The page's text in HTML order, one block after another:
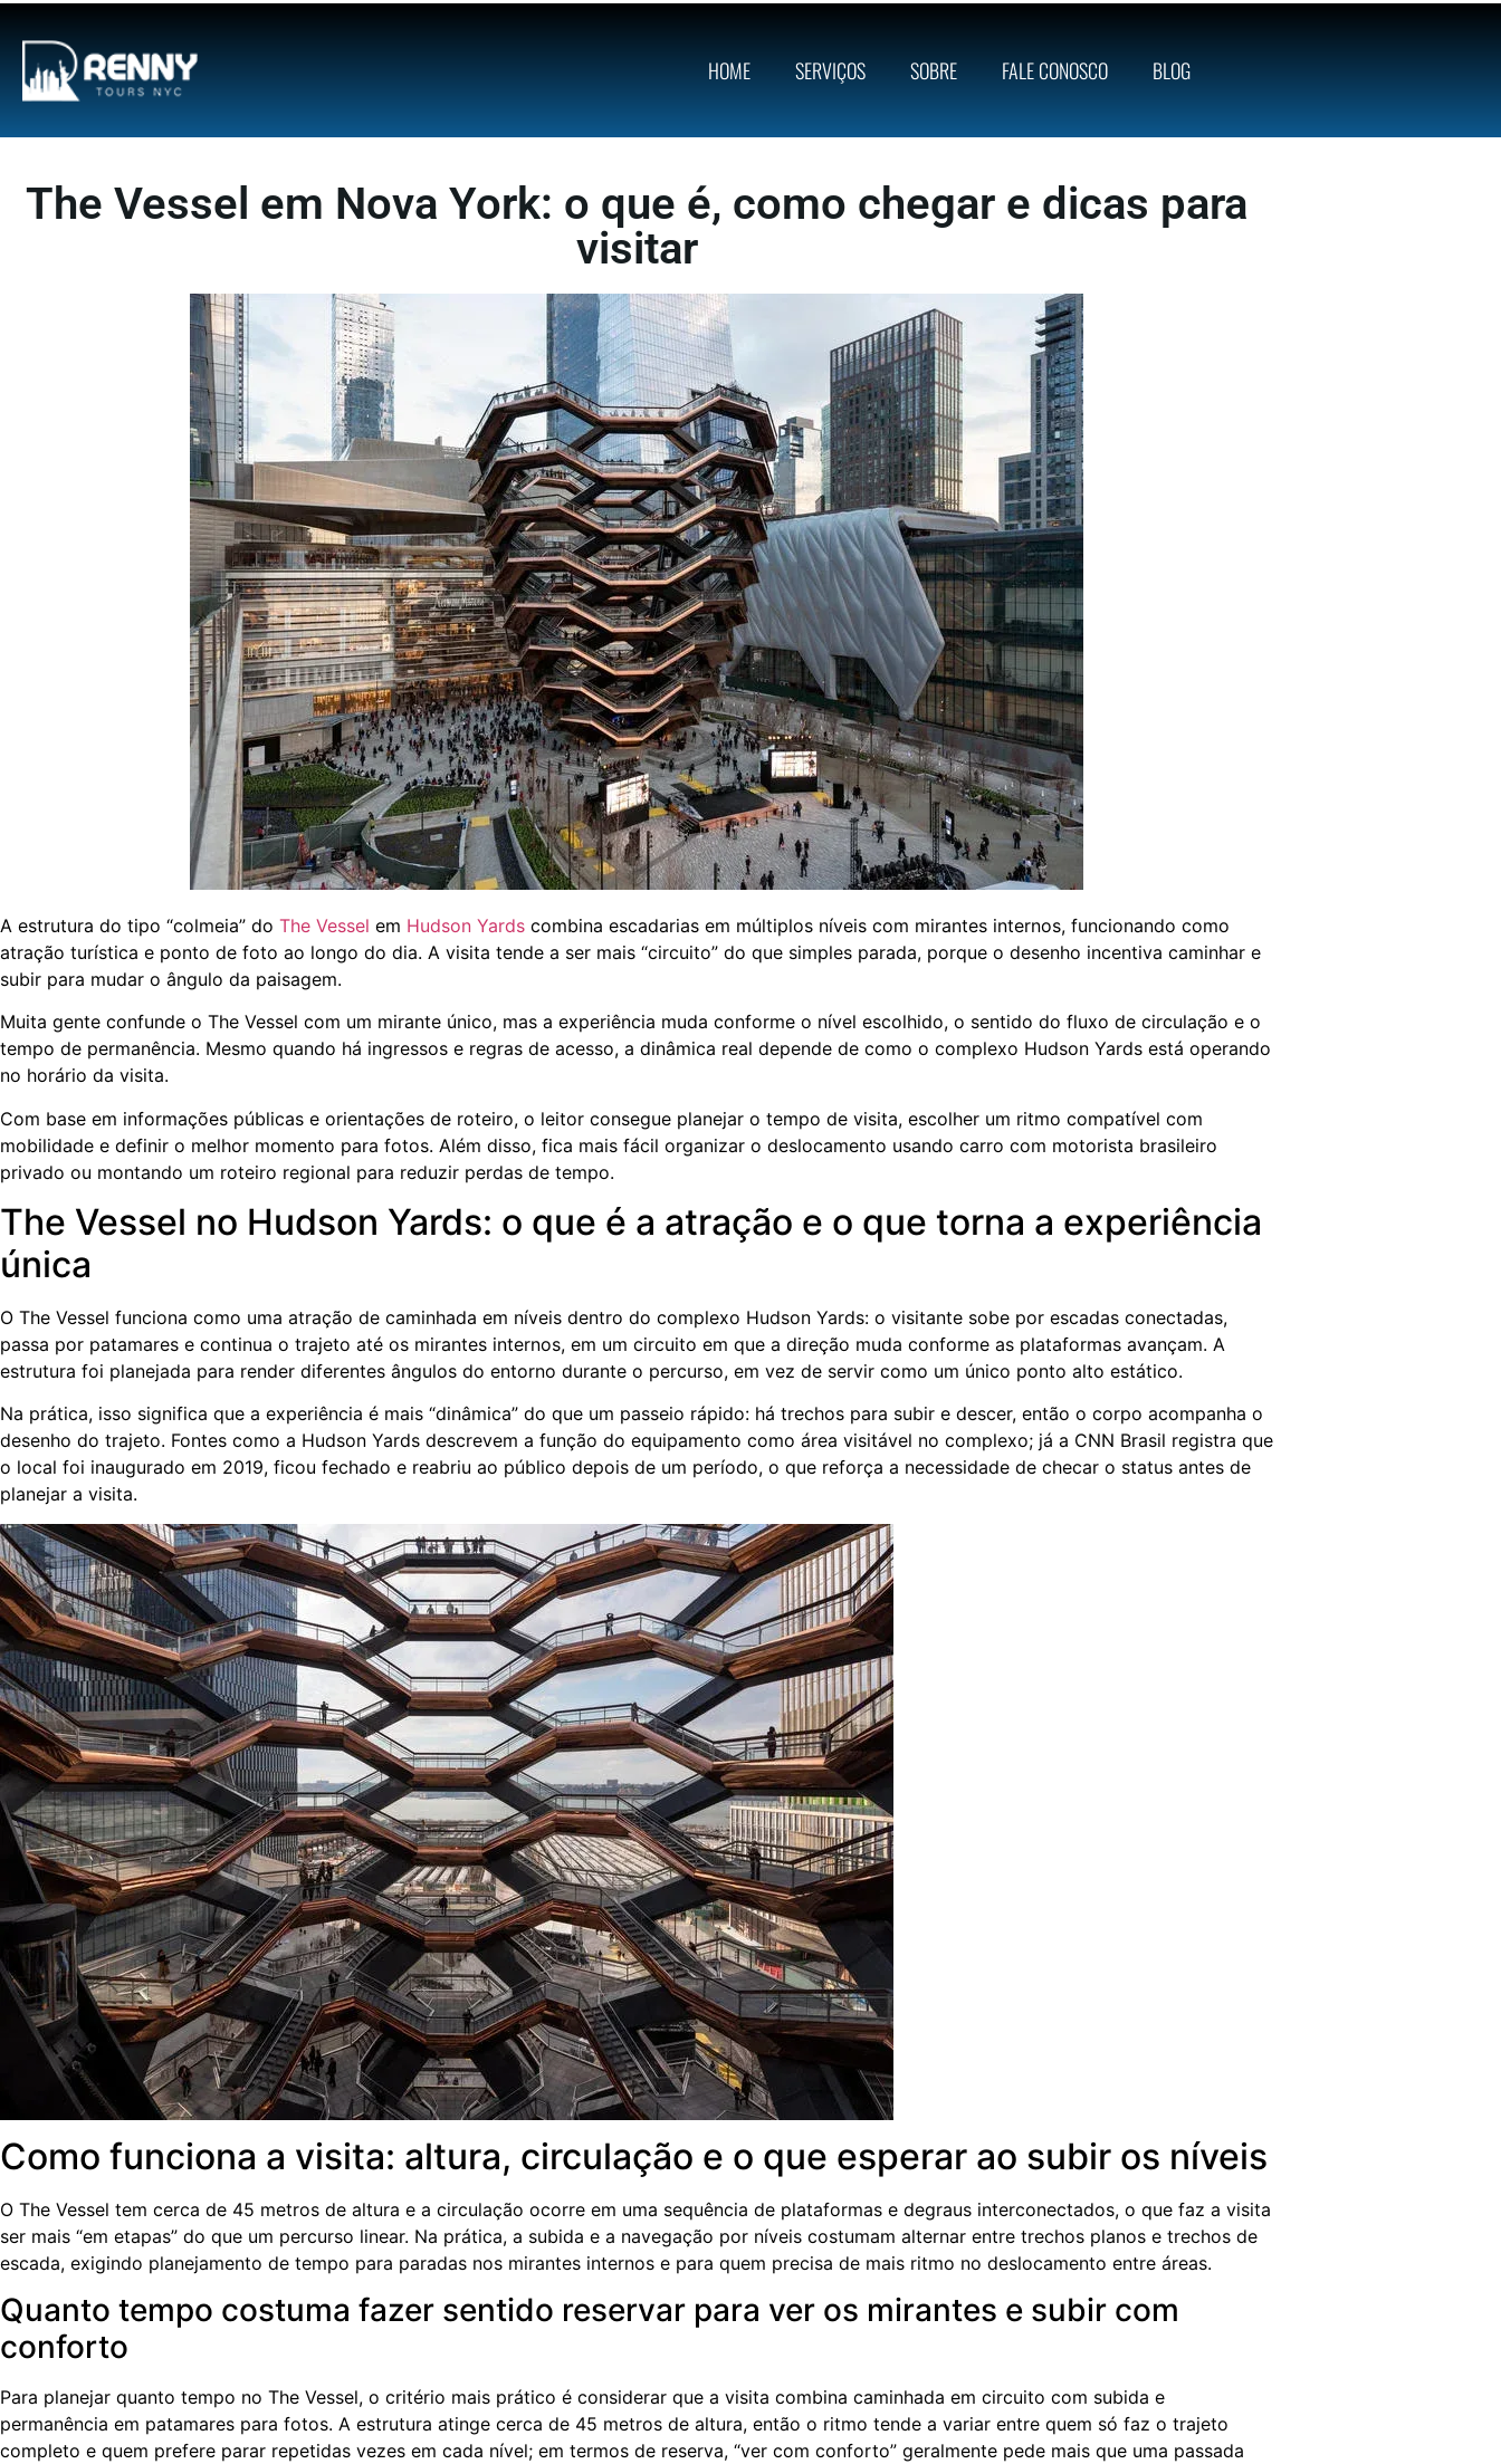
HOME SERVIÇOS SOBRE FALE CONOSCO BLOG
The Vessel em Nova York: o que é, como chegar e dicas para
visitar
A estrutura do tipo “colmeia” do The Vessel em Hudson Yards combina escadarias em múltiplos níveis com mirantes internos, funcionando como
atração turística e ponto de foto ao longo do dia. A visita tende a ser mais “circuito” do que simples parada, porque o desenho incentiva caminhar e
subir para mudar o ângulo da paisagem.
Muita gente confunde o The Vessel com um mirante único, mas a experiência muda conforme o nível escolhido, o sentido do fluxo de circulação e o
tempo de permanência. Mesmo quando há ingressos e regras de acesso, a dinâmica real depende de como o complexo Hudson Yards está operando
no horário da visita.
Com base em informações públicas e orientações de roteiro, o leitor consegue planejar o tempo de visita, escolher um ritmo compatível com
mobilidade e definir o melhor momento para fotos. Além disso, fica mais fácil organizar o deslocamento usando carro com motorista brasileiro
privado ou montando um roteiro regional para reduzir perdas de tempo.
The Vessel no Hudson Yards: o que é a atração e o que torna a experiência
única
O The Vessel funciona como uma atração de caminhada em níveis dentro do complexo Hudson Yards: o visitante sobe por escadas conectadas,
passa por patamares e continua o trajeto até os mirantes internos, em um circuito em que a direção muda conforme as plataformas avançam. A
estrutura foi planejada para render diferentes ângulos do entorno durante o percurso, em vez de servir como um único ponto alto estático.
Na prática, isso significa que a experiência é mais “dinâmica” do que um passeio rápido: há trechos para subir e descer, então o corpo acompanha o
desenho do trajeto. Fontes como a Hudson Yards descrevem a função do equipamento como área visitável no complexo; já a CNN Brasil registra que
o local foi inaugurado em 2019, ficou fechado e reabriu ao público depois de um período, o que reforça a necessidade de checar o status antes de
planejar a visita.
Como funciona a visita: altura, circulação e o que esperar ao subir os níveis
O The Vessel tem cerca de 45 metros de altura e a circulação ocorre em uma sequência de plataformas e degraus interconectados, o que faz a visita
ser mais “em etapas” do que um percurso linear. Na prática, a subida e a navegação por níveis costumam alternar entre trechos planos e trechos de
escada, exigindo planejamento de tempo para paradas nos mirantes internos e para quem precisa de mais ritmo no deslocamento entre áreas.
Quanto tempo costuma fazer sentido reservar para ver os mirantes e subir com
conforto
Para planejar quanto tempo no The Vessel, o critério mais prático é considerar que a visita combina caminhada em circuito com subida e
permanência em patamares para fotos. A estrutura atinge cerca de 45 metros de altura, então o ritmo tende a variar entre quem só faz o trajeto
completo e quem prefere parar repetidas vezes em cada nível; em termos de reserva, “ver com conforto” geralmente pede mais que uma passada